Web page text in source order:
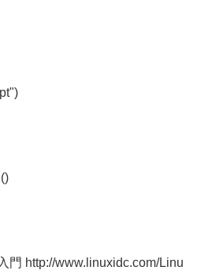
門 http://www.linuxidc.com/Linu